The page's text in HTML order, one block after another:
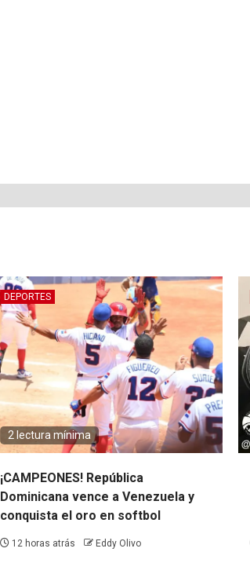
DEPORTES
2 lectura mínima
¡CAMPEONES! República
Dominicana vence a Venezuela y
conquista el oro en softbol
12 horas atrás Eddy Olivo